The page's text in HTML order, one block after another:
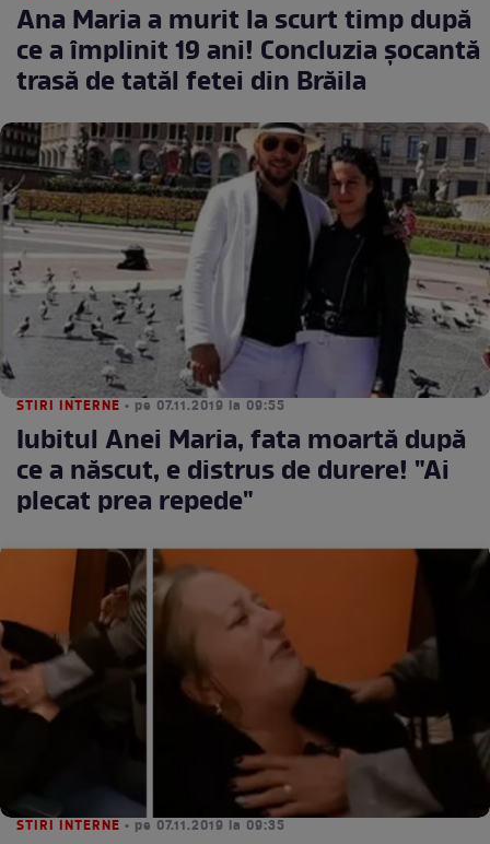
Ana Maria a murit la scurt timp după
ce a împlinit 19 ani! Concluzia șocantă
trasă de tatăl fetei din Brăila
STIRI INTERNE • pe 07.11.2019 la 09:55
Iubitul Anei Maria, fata moartă după
ce a născut, e distrus de durere! "Ai
plecat prea repede"
STIRI INTERNE • pe 07.11.2019 la 09:35